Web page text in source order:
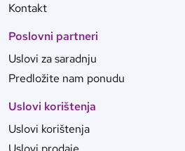
Kontakt
Poslovni partneri
Uslovi za saradnju
Predložite nam ponudu
Uslovi korištenja
Uslovi korištenja